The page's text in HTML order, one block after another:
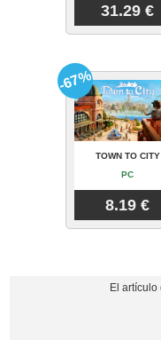
31.29 €
TOWN TO CITY
PC
8.19 €
-67%